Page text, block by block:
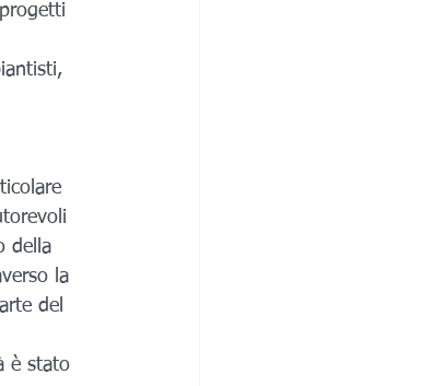
della
la
del
è stato